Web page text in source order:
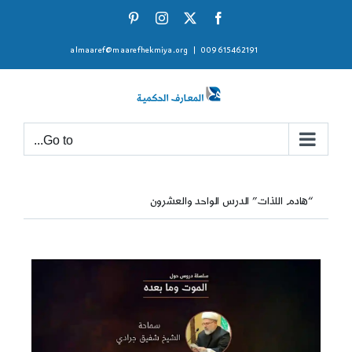
Facebook
X
Instagram
009615462191
almaaref@maarefhekmiya.org
Go to...
“هادم اللذات” الدرس الواحد والعشرون